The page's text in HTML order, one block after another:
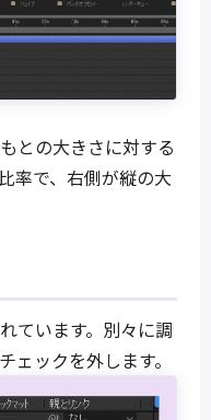
との大きさに対する
率で、右側が縦の大
ています。別々に調
ェックを外します。